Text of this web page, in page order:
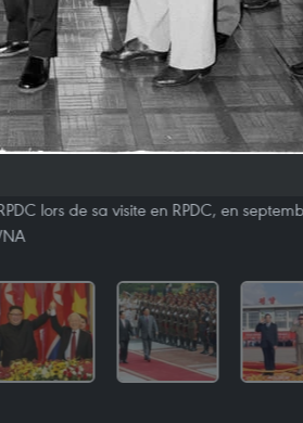
lors de sa visite en RPDC, en